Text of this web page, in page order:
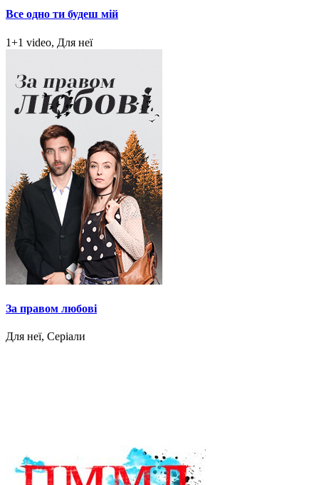
Все одно ти будеш мій
1+1 video, Для неї
За правом любові
Для неї, Серіали